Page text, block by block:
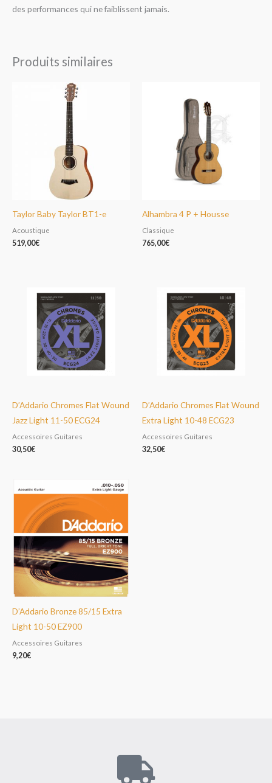
des performances qui ne faiblissent jamais.
Produits similaires
Taylor Baby Taylor BT1-e
Acoustique
519,00€
Alhambra 4 P + Housse
Classique
765,00€
D’Addario Chromes Flat Wound
Jazz Light 11-50 ECG24
Accessoires Guitares
30,50€
D’Addario Chromes Flat Wound
Extra Light 10-48 ECG23
Accessoires Guitares
32,50€
D’Addario Bronze 85/15 Extra
Light 10-50 EZ900
Accessoires Guitares
9,20€